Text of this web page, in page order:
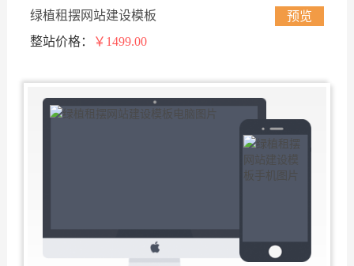
绿植租摆网站建设模板
预览
整站价格：
￥1499.00